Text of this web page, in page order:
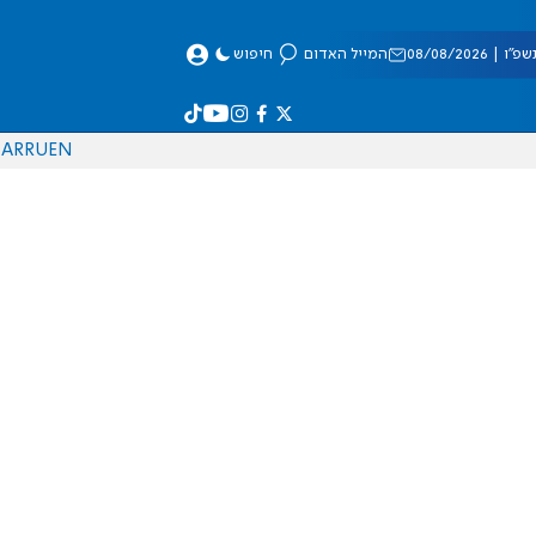
08/2026 המייל האדום חיפוש
EN
RU
AR